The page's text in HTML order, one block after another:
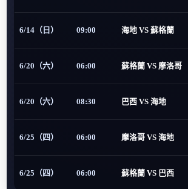
6/14（日） 09:00 海地 VS 蘇格蘭
6/20（六） 06:00 蘇格蘭 VS 摩洛哥
6/20（六） 08:30 巴西 VS 海地
6/25（四） 06:00 摩洛哥 VS 海地
6/25（四） 06:00 蘇格蘭 VS 巴西